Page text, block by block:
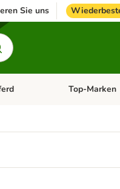
Sie uns
Menü öffnen: Vogel
Kategorie-
Top-Marken